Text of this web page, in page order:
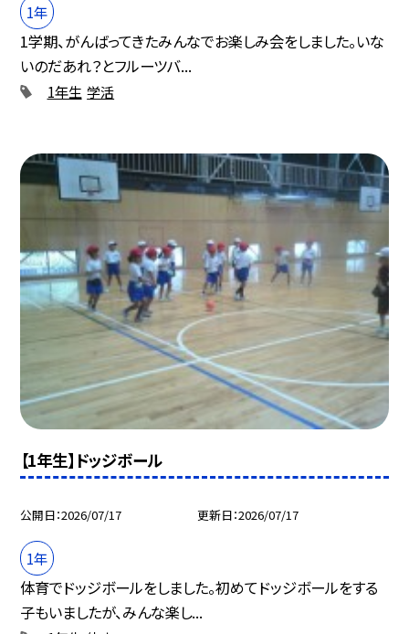
1年
1学期、がんばってきたみんなでお楽しみ会をしました。いな
いのだあれ？とフルーツバ...
1年生 学活
【1年生】ドッジボール
公開日 2026/07/17 更新日 2026/07/17
1年
体育でドッジボールをしました。初めてドッジボールをする
子もいましたが、みんな楽し...